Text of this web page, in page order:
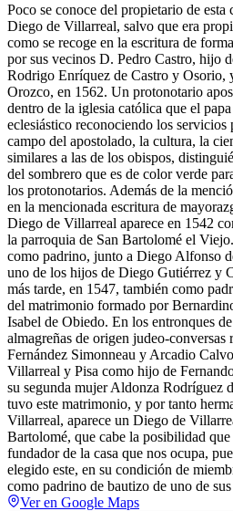
Poco se conoce del propietario de esta
Diego de Villarreal, salvo que era
como se recoge en la escritura de
por sus vecinos D. Pedro Castro, hijo
Rodrigo Enríquez de Castro y Osorio,
Orozco, en 1562. Un protonotario
dentro de la iglesia católica que el
eclesiástico reconociendo los servicios
campo del apostolado, la cultura, la
similares a las de los obispos,
del sombrero que es de color verde
los protonotarios. Además de la
en la mencionada escritura de
Diego de Villarreal aparece en 1542
la parroquia de San Bartolomé el
como padrino, junto a Diego Alfonso
uno de los hijos de Diego Gutiérrez y
más tarde, en 1547, también como
del matrimonio formado por
Isabel de Obiedo. En los entronques
almagreñas de origen judeo-
Fernández Simonneau y Arcadio
Villarreal y Pisa como hijo de
su segunda mujer Aldonza Rodríguez
tuvo este matrimonio, y por tanto
Villarreal, aparece un Diego de
Bartolomé, que cabe la posibilidad
fundador de la casa que nos ocupa,
elegido este, en su condición de
como padrino de bautizo de uno de
Ver en Google Maps